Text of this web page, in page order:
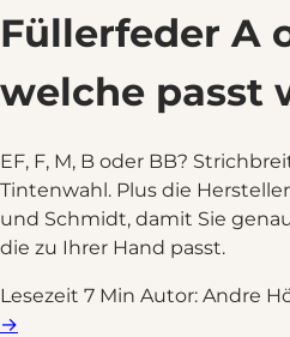
Füllerfeder A
welche passt
EF, F, M, B oder BB?
Tintenwahl. Plus die
und Schmidt, damit Sie
die zu Ihrer Hand passt.
Lesezeit 7 Min Autor: Andre
→